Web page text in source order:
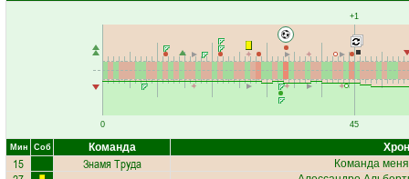
0
+1
45
Мин Соб Команда
15 Знамя Труда Команда